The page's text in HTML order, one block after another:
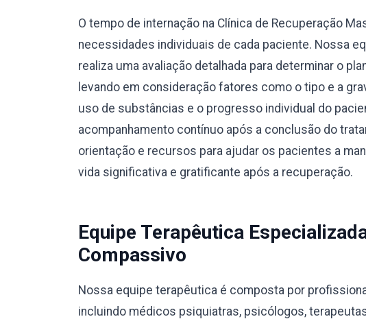
O tempo de internação na Clínica de Recuperação
necessidades individuais de cada paciente. Nossa
realiza uma avaliação detalhada para determinar o
levando em consideração fatores como o tipo e a
uso de substâncias e o progresso individual do
acompanhamento contínuo após a conclusão do
orientação e recursos para ajudar os pacientes a
vida significativa e gratificante após a recuperação.
Equipe Terapêutica
Compassivo
Nossa equipe terapêutica é composta por
incluindo médicos psiquiatras, psicólogos,